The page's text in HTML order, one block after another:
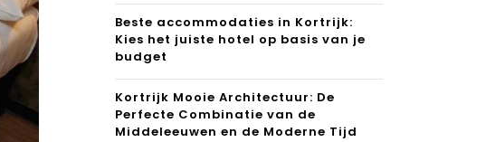
Beste accommodaties in Kortrijk:
Kies het juiste hotel op basis van je
budget
Kortrijk Mooie Architectuur: De
Perfecte Combinatie van de
Middeleeuwen en de Moderne Tijd